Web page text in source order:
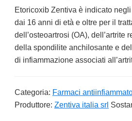
Etoricoxib Zentiva è indicato
dai 16 anni di età e oltre per il
dell’osteoartrosi (OA), dell’artrite
della spondilite anchilosante e
di infiammazione associati
Categoria: Farmaci
Produttore: Zentiva italia srl